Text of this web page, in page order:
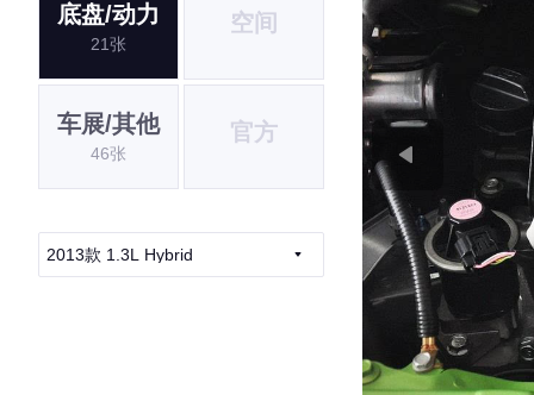
底盘/动力
21张
空间
车展/其他
46张
官方
2013款 1.3L Hybrid